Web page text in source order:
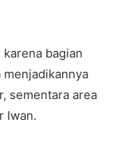
bagian
menjadikannya
sementara area
Iwan.